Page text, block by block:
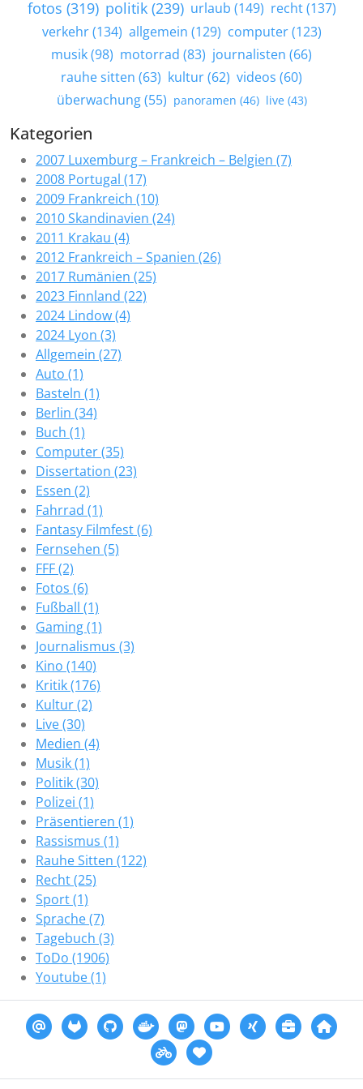
fotos (319) politik (239) urlaub (149) recht (137)
verkehr (134) allgemein (129) computer (123)
musik (98) motorrad (83) journalisten (66)
rauhe sitten (63) kultur (62) videos (60)
überwachung (55) panoramen (46) live (43)
Kategorien
2007 Luxemburg – Frankreich – Belgien (7)
2008 Portugal (17)
2009 Frankreich (10)
2010 Skandinavien (24)
2011 Krakau (4)
2012 Frankreich – Spanien (26)
2017 Rumänien (25)
2023 Finnland (22)
2024 Lindow (4)
2024 Lyon (3)
Allgemein (27)
Auto (1)
Basteln (1)
Berlin (34)
Buch (1)
Computer (35)
Dissertation (23)
Essen (2)
Fahrrad (1)
Fantasy Filmfest (6)
Fernsehen (5)
FFF (2)
Fotos (6)
Fußball (1)
Gaming (1)
Journalismus (3)
Kino (140)
Kritik (176)
Kultur (2)
Live (30)
Medien (4)
Musik (1)
Politik (30)
Polizei (1)
Präsentieren (1)
Rassismus (1)
Rauhe Sitten (122)
Recht (25)
Sport (1)
Sprache (7)
Tagebuch (3)
ToDo (1906)
Youtube (1)